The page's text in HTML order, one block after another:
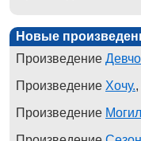
Новые
Произведение
Произведение Хочу.
Произведение